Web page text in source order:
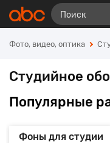
Фото, видео, оптика
Студийное
Популярные
Фоны для студии